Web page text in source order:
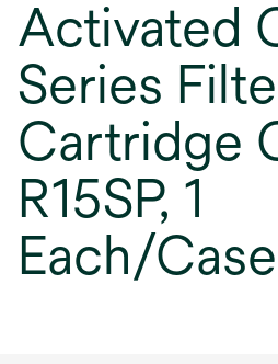
Activated
Series
Cartridge
R15SP, 1
Each/Case